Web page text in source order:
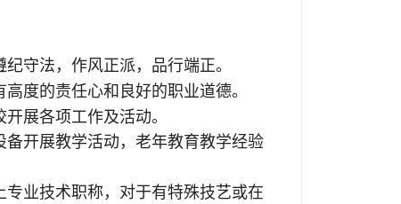
守法，作风正派，品行端正。
度的责任心和良好的职业道德。
展各项工作及活动。
备开展教学活动 ， 老年教育教学经验
专业技术职称， 对于有特殊技艺或在